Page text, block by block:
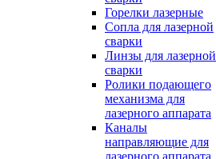
Горелки лазерные
Сопла для лазерной
сварки
Линзы для лазерной
сварки
Ролики подающего
механизма для
лазерного аппарата
Каналы
направляющие для
лазерного аппарата